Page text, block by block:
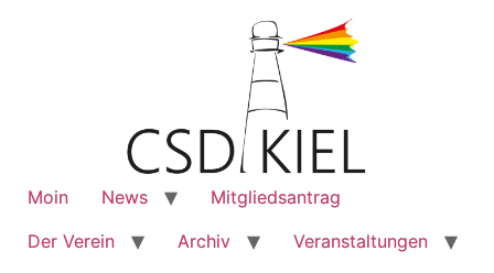
Moin News
Mitgliedsantrag
Der Verein
Archiv
Veranstaltungen